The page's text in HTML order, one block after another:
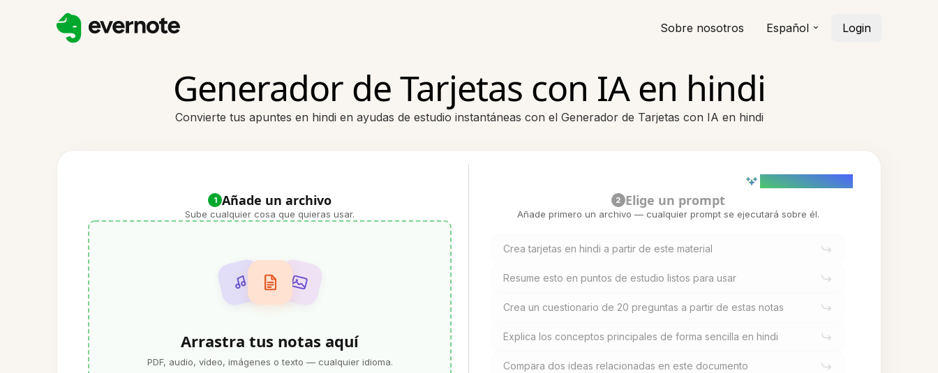
Sobre nosotros Español Login
Generador de Tarjetas con IA en hindi
Convierte tus apuntes en hindi en ayudas de estudio instantáneas con el Generador de Tarjetas con IA en hindi
1 Añade un archivo
Sube cualquier cosa que quieras usar.
Arrastra tus notas aquí
PDF, audio, vídeo, imágenes o texto — cualquier idioma.
2 Elige un prompt
Añade primero un archivo — cualquier prompt se ejecutará sobre él.
Crea tarjetas en hindi a partir de este material
Resume esto en puntos de estudio listos para usar
Crea un cuestionario de 20 preguntas a partir de estas notas
Explica los conceptos principales de forma sencilla en hindi
Compara dos ideas relacionadas en este documento